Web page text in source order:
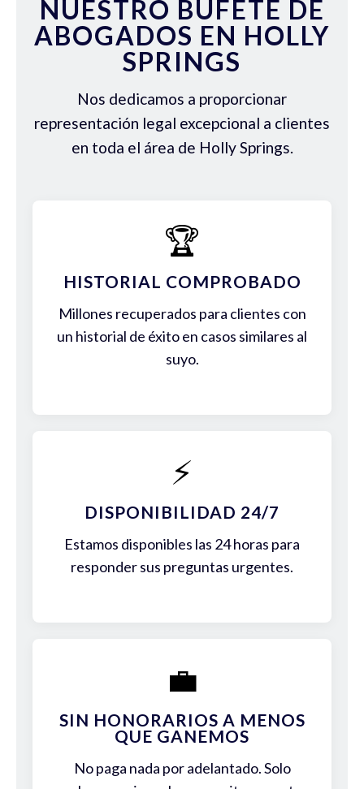
NUESTRO BUFETE DE
ABOGADOS EN HOLLY
SPRINGS
Nos dedicamos a proporcionar
representación legal excepcional a clientes
en toda el área de Holly Springs.
🏆
HISTORIAL COMPROBADO
Millones recuperados para clientes con
un historial de éxito en casos similares al
suyo.
⚡
DISPONIBILIDAD 24/7
Estamos disponibles las 24 horas para
responder sus preguntas urgentes.
💼
SIN HONORARIOS A MENOS
QUE GANEMOS
No paga nada por adelantado. Solo